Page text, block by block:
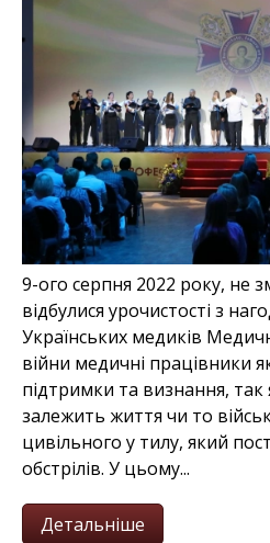
9-ого серпня 2022 року, не
відбулися урочистості з
Українських медиків
війни медичні працівники
підтримки та визнання, так
залежить життя чи то
цивільного у тилу, який
обстрілів. У цьому...
Детальніше